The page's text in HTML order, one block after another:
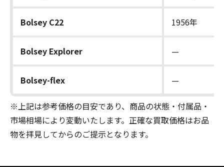
Bolsey C22 1956年
Bolsey Explorer —
Bolsey-flex —
※上記は参考価格の目安であり、商品の状態・付属品・
市場相場により変動いたします。正確な買取価格はお品
物を拝見してからのご提示となります。